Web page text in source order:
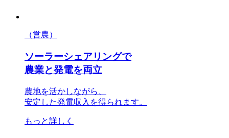
（営農）
ソーラーシェアリングで
農業と発電を両立
農地を活かしながら、
安定した発電収入を得られます。
もっと詳しく